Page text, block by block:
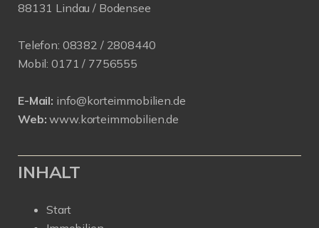
88131 Lindau / Bodensee
Telefon: 08382 / 2808440
Mobil: 0171 / 7756555
E-Mail: info@korteimmobilien.de
Web: www.korteimmobilien.de
INHALT
Start